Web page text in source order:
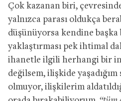
Çok kazanan biri,
yalnızca parası oldukça
düşünüyorsa kendine başka
yaklaştırması pek ihtimal
ihanetle ilgili herhangi bir
değilsem, ilişkide
olmuyor, ilişkilerim